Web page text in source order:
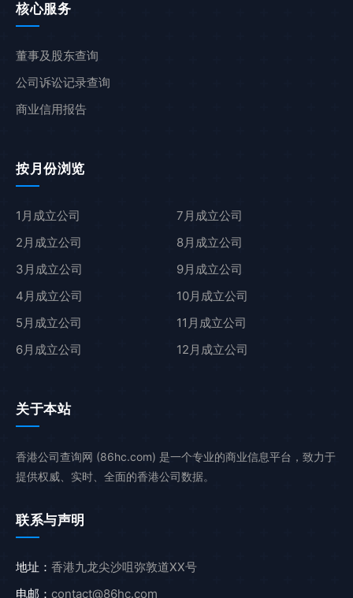
核心服务
董事及股东查询
公司诉讼记录查询
商业信用报告
按月份浏览
1月成立公司
2月成立公司
3月成立公司
4月成立公司
5月成立公司
6月成立公司
7月成立公司
8月成立公司
9月成立公司
10月成立公司
11月成立公司
12月成立公司
关于本站
香港公司查询网 (86hc.com) 是一个专业的商业信息平台，致力于
提供权威、实时、全面的香港公司数据。
联系与声明
地址： 香港九龙尖沙咀弥敦道XX号
电邮： contact@86hc.com